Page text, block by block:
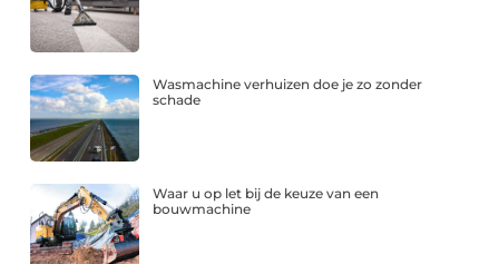
Wasmachine verhuizen doe je zo zonder
schade
Waar u op let bij de keuze van een
bouwmachine